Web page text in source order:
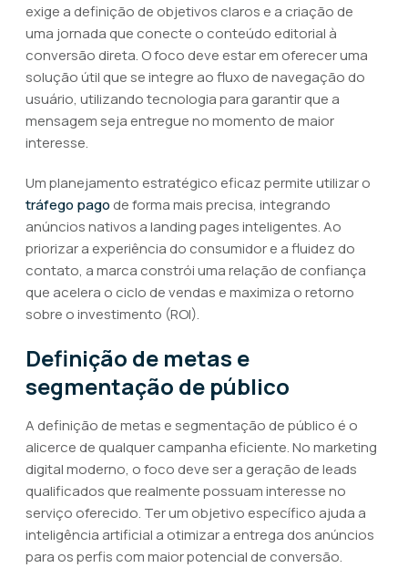
exige a definição de objetivos claros e a criação de
uma jornada que conecte o conteúdo editorial à
conversão direta. O foco deve estar em oferecer uma
solução útil que se integre ao fluxo de navegação do
usuário, utilizando tecnologia para garantir que a
mensagem seja entregue no momento de maior
interesse.
Um planejamento estratégico eficaz permite utilizar o
tráfego pago de forma mais precisa, integrando
anúncios nativos a landing pages inteligentes. Ao
priorizar a experiência do consumidor e a fluidez do
contato, a marca constrói uma relação de confiança
que acelera o ciclo de vendas e maximiza o retorno
sobre o investimento (ROI).
Definição de metas e
segmentação de público
A definição de metas e segmentação de público é o
alicerce de qualquer campanha eficiente. No marketing
digital moderno, o foco deve ser a geração de leads
qualificados que realmente possuam interesse no
serviço oferecido. Ter um objetivo específico ajuda a
inteligência artificial a otimizar a entrega dos anúncios
para os perfis com maior potencial de conversão.